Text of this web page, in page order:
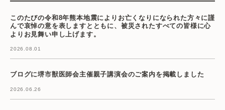
このたびの令和8年熊本地震によりお亡くなりになられた方々に謹
んで哀悼の意を表しますとともに、被災されたすべての皆様に心
よりお見舞い申し上げます。
2026.08.01
ブログに堺市獣医師会主催親子講演会のご案内を掲載しました
2026.06.26